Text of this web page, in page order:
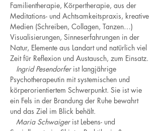
Familientherapie, Körpertherapie, aus der
Meditations- und Achtsamkeitspraxis, kreative
Medien (Schreiben, Collagen, Tanzen…)
Visualisierungen, Sinneserfahrungen in der
Natur, Elemente aus Landart und natürlich viel
Zeit für Reflexion und Austausch, zum Einsatz.
Ingrid Pesendorfer ist langjährige
Psychotherapeutin mit systemischen und
körperorientiertem Schwerpunkt. Sie ist wie
ein Fels in der Brandung der Ruhe bewahrt
und das Ziel im Blick behält.
Maria Schwaiger ist Lebens- und